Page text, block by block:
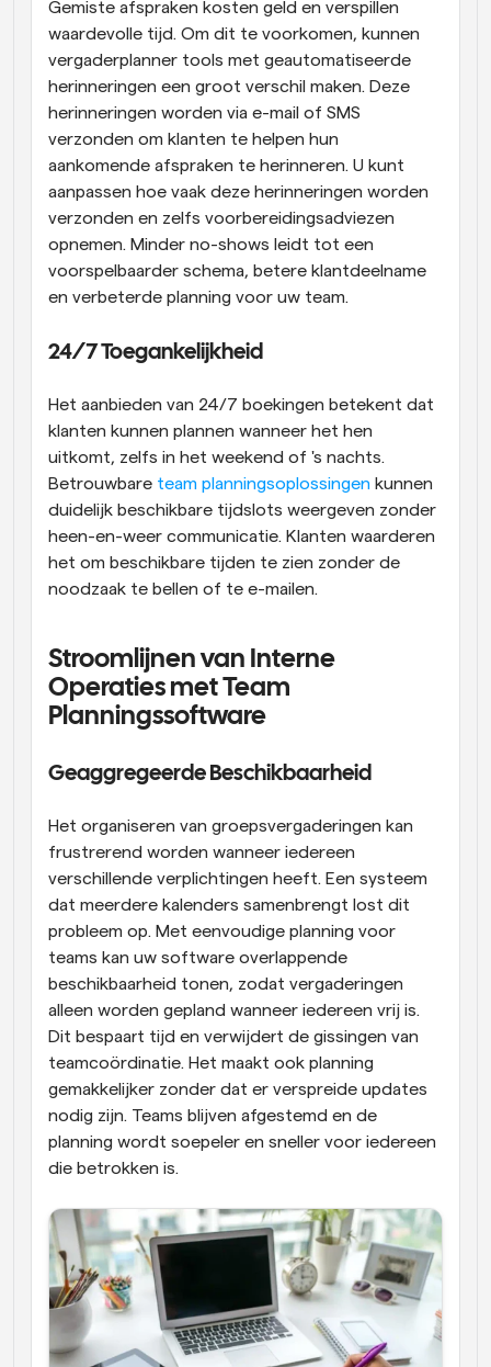
Gemiste afspraken kosten geld en verspillen
waardevolle tijd. Om dit te voorkomen, kunnen
vergaderplanner tools met geautomatiseerde
herinneringen een groot verschil maken. Deze
herinneringen worden via e-mail of SMS
verzonden om klanten te helpen hun
aankomende afspraken te herinneren. U kunt
aanpassen hoe vaak deze herinneringen worden
verzonden en zelfs voorbereidingsadviezen
opnemen. Minder no-shows leidt tot een
voorspelbaarder schema, betere klantdeelname
en verbeterde planning voor uw team.
24/7 Toegankelijkheid
Het aanbieden van 24/7 boekingen betekent dat
klanten kunnen plannen wanneer het hen
uitkomt, zelfs in het weekend of 's nachts.
Betrouwbare team planningsoplossingen kunnen
duidelijk beschikbare tijdslots weergeven zonder
heen-en-weer communicatie. Klanten waarderen
het om beschikbare tijden te zien zonder de
noodzaak te bellen of te e-mailen.
Stroomlijnen van Interne
Operaties met Team
Planningssoftware
Geaggregeerde Beschikbaarheid
Het organiseren van groepsvergaderingen kan
frustrerend worden wanneer iedereen
verschillende verplichtingen heeft. Een systeem
dat meerdere kalenders samenbrengt lost dit
probleem op. Met eenvoudige planning voor
teams kan uw software overlappende
beschikbaarheid tonen, zodat vergaderingen
alleen worden gepland wanneer iedereen vrij is.
Dit bespaart tijd en verwijdert de gissingen van
teamcoördinatie. Het maakt ook planning
gemakkelijker zonder dat er verspreide updates
nodig zijn. Teams blijven afgestemd en de
planning wordt soepeler en sneller voor iedereen
die betrokken is.